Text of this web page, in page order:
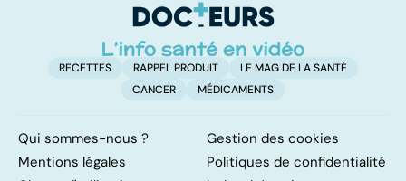
RECETTES RAPPEL PRODUIT
LE MAG DE LA SANTÉ
CANCER
MÉDICAMENTS
Qui sommes-nous ?
Gestion des cookies
Mentions légales
Politiques de confidentialité